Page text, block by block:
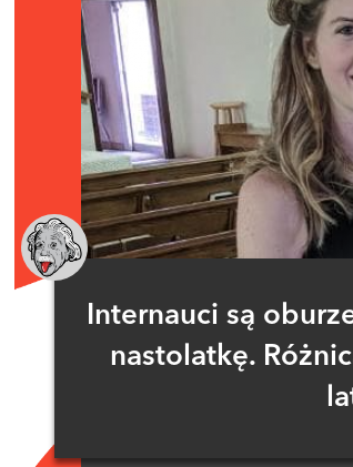
Internauci są
nastolatkę.